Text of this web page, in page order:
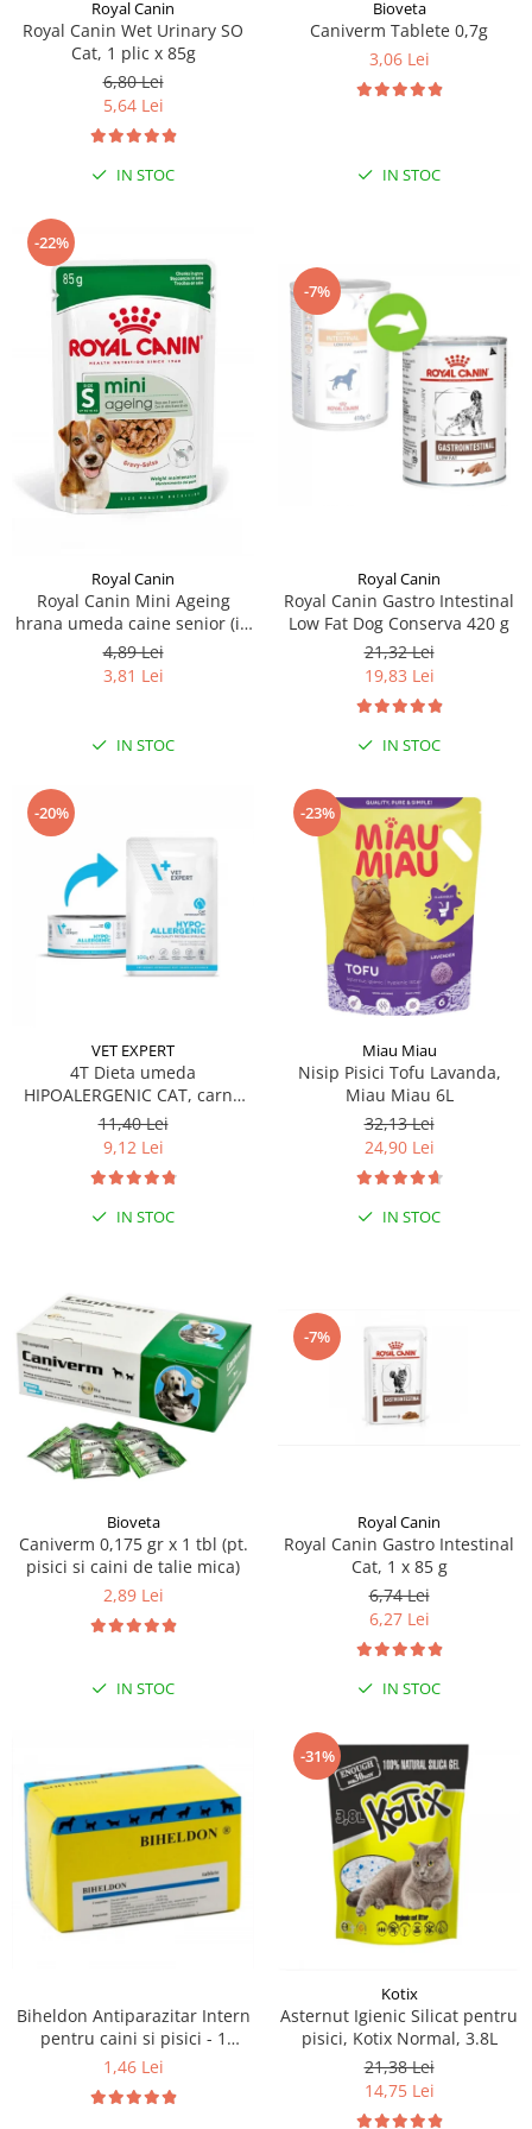
Sampoane si Balsamuri
Servetele Umede
Covorase absorbante
Curatare Ochi
Igiena Catel
Solutii Atractante si repelente
Custi transport - Pisici
Jucarii Pisici
Lese, Hamuri si Zgarzi
Paturi, perne si cosuri pentru pisici
Recompense Delicioase
Royal Canin
Royal Canin Wet Urinary SO
Cat, 1 plic x 85g
6,80 Lei
5,64 Lei
IN STOC
Bioveta
Caniverm Tablete 0,7g
3,06 Lei
IN STOC
-22%
Royal Canin
Royal Canin Mini Ageing
hrana umeda caine senior (in
sos), 1 x 85 g
4,89 Lei
3,81 Lei
IN STOC
-7%
Royal Canin
Royal Canin Gastro Intestinal
Low Fat Dog Conserva 420 g
21,32 Lei
19,83 Lei
IN STOC
-20%
VET EXPERT
4T Dieta umeda
HIPOALERGENIC CAT, carne
de curcan, plic 100 gr
11,40 Lei
9,12 Lei
IN STOC
-23%
Miau Miau
Nisip Pisici Tofu Lavanda,
Miau Miau 6L
32,13 Lei
24,90 Lei
IN STOC
Bioveta
Caniverm 0,175 gr x 1 tbl (pt.
pisici si caini de talie mica)
2,89 Lei
IN STOC
-7%
Royal Canin
Royal Canin Gastro Intestinal
Cat, 1 x 85 g
6,74 Lei
6,27 Lei
IN STOC
Biheldon Antiparazitar Intern
pentru caini si pisici - 1
comprimate
1,46 Lei
-31%
Kotix
Asternut Igienic Silicat pentru
pisici, Kotix Normal, 3.8L
21,38 Lei
14,75 Lei